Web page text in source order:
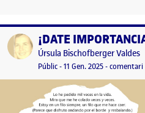
ES IR A LA PALOMA y otras pautas
Publicat per
Publicat per
Úrsula Bischofberger Valdes
Visibilitat:
Públic-Data de publicació
11 Gen. 202525
-comentari